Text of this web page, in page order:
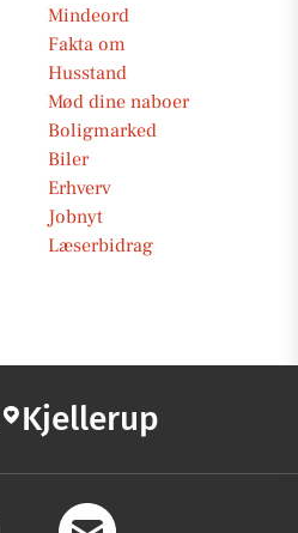
Mindeord
Fakta om
Husstand
Mød dine naboer
Boligmarked
Biler
Erhverv
Jobnyt
Læserbidrag
Kjellerup